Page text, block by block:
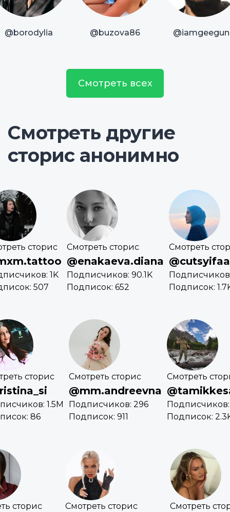
@borodylia @buzova86 @iamgeegun
Смотреть всех
Смотреть другие
сторис анонимно
сторис
1K
507
Смотреть сторис
@enakaeva.diana
Подписчиков: 90.1K
Подписок: 652
Смотреть
@cutsyifaa
Подписок:
сторис
1.5M
86
Смотреть сторис
@mm.andreevna
Подписчиков: 296
Подписок: 911
Смотреть
Подписчиков:
Подписок:
сторис Смотреть сторис Смотреть